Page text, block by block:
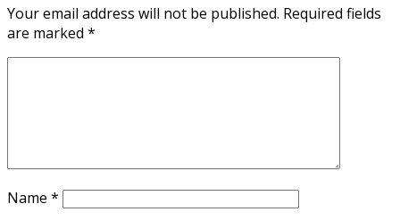
Your email address will not be published. Required fields
are marked *
Name *